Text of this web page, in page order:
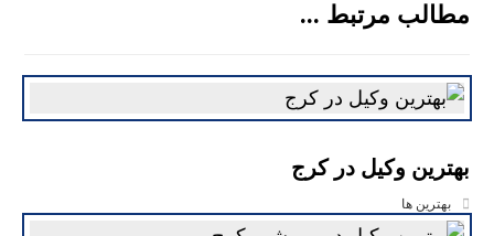
مطالب مرتبط ...
بهترین وکیل در کرج
بهترین ها